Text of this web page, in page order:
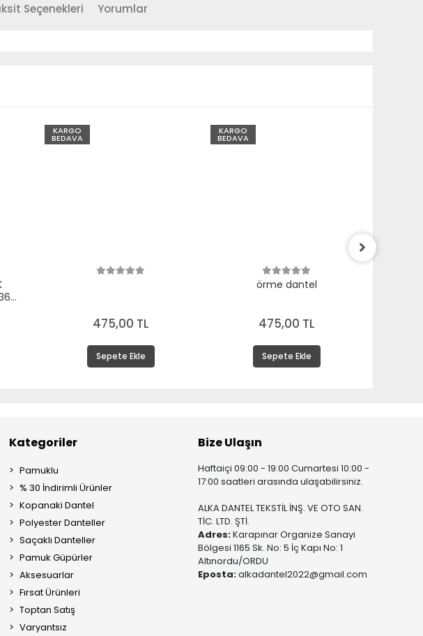
Seçenekleri Yorumlar
KARGO
BEDAVA
475,00 TL
Sepete Ekle
KARGO
BEDAVA
örme dantel
475,00 TL
Sepete Ekle
Kategoriler
Pamuklu
% 30 İndirimli Ürünler
Kopanaki Dantel
Polyester Danteller
Saçaklı Danteller
Pamuk Güpürler
Aksesuarlar
Fırsat Ürünleri
Toptan Satış
Varyantsız
Bize Ulaşın
Haftaiçi 09:00 - 19:00 Cumartesi 10:00 -
17:00 saatleri arasında ulaşabilirsiniz.
ALKA DANTEL TEKSTİL İNŞ. VE OTO SAN.
TİC. LTD. ŞTİ.
Adres:Karapınar Organize Sanayi
Bölgesi 1165 Sk. No: 5 İç Kapı No: 1
Altınordu/ORDU
Eposta:alkadantel2022@gmail.com